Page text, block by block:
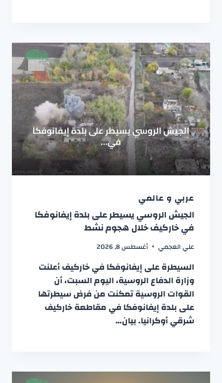
عربي و عالمي
الجيش الروسي يسيطر على بلدة إيفانوفكا
في خاركيف خلال هجوم نشط
علي العجمي أغسطس 8, 2026
السيطرة على إيفانوفكا في خاركيف أعلنت
وزارة الدفاع الروسية، اليوم السبت، أن
القوات الروسية تمكنت من فرض سيطرتها
على بلدة إيفانوفكا في مقاطعة خاركيف
شرقي أوكرانيا. بيان…